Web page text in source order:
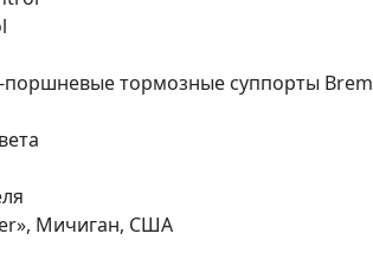
тормозные суппорты
Мичиган, США